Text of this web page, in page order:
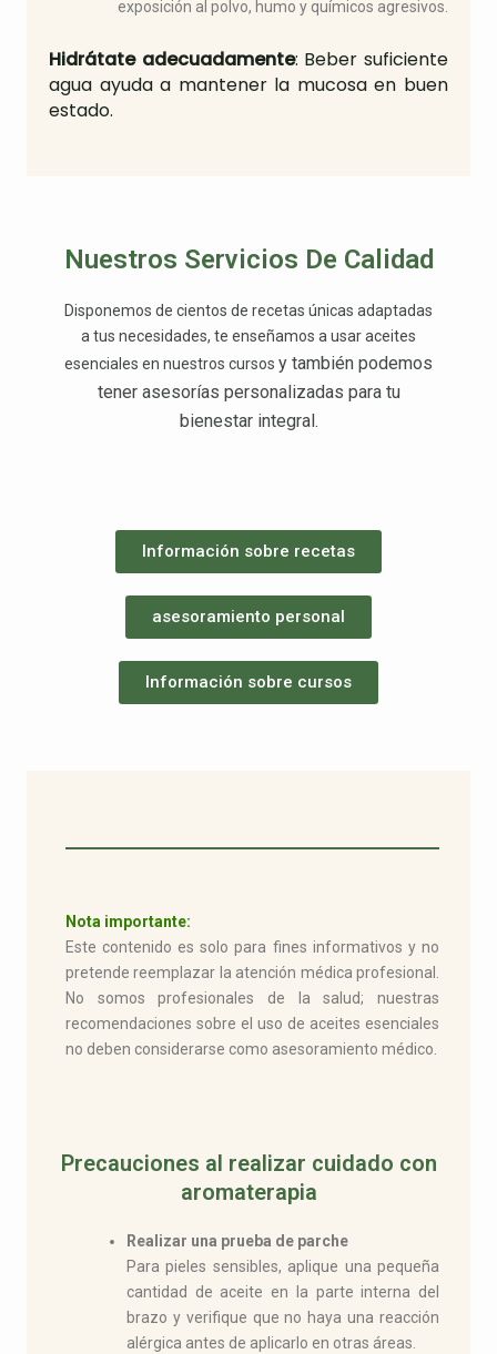
exposición al polvo, humo y químicos agresivos.
Hidrátate adecuadamente: Beber suficiente
agua ayuda a mantener la mucosa en buen
estado.
Nuestros Servicios De Calidad
Disponemos de cientos de recetas únicas adaptadas
a tus necesidades, te enseñamos a usar aceites
esenciales en nuestros cursos y también podemos
tener asesorías personalizadas para tu
bienestar integral.
Información sobre recetas
asesoramiento personal
Información sobre cursos
Nota importante:
Este contenido es solo para fines informativos y no
pretende reemplazar la atención médica profesional.
No somos profesionales de la salud; nuestras
recomendaciones sobre el uso de aceites esenciales
no deben considerarse como asesoramiento médico.
Precauciones al realizar cuidado con
aromaterapia
Realizar una prueba de parche
Para pieles sensibles, aplique una pequeña
cantidad de aceite en la parte interna del
brazo y verifique que no haya una reacción
alérgica antes de aplicarlo en otras áreas.